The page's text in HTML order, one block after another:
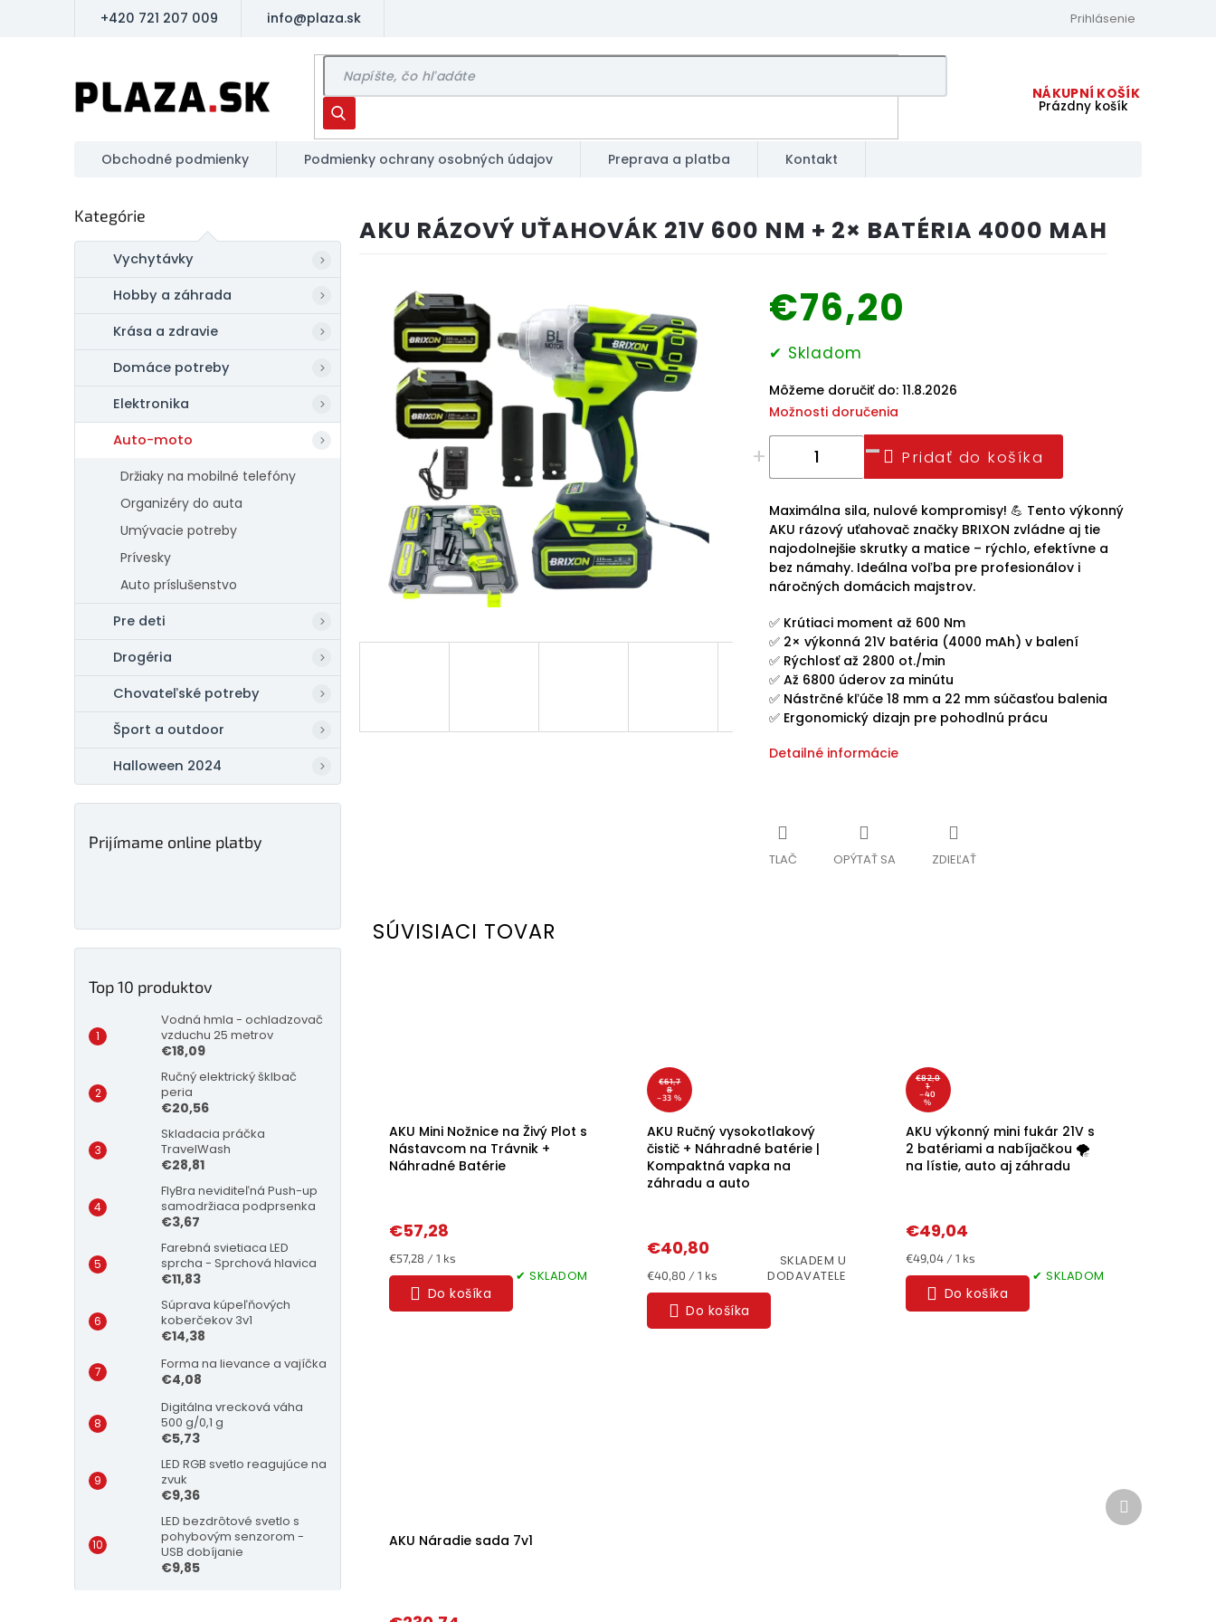
+420 721 207 009 info@plaza.sk Prihlásenie
Hľadať
NÁKUPNÝ
Prázdny košík
Obchodné podmienky Podmienky ochrany osobných údajov Preprava a platba Kontakt
o
č
Preskočiť
Kategórie
Vychytávky
Hobby a záhrada
Krása a zdravie
Domáce potreby
Elektronika
Auto-moto
Držiaky na mobilné telefóny
Organizéry do auta
Umývacie potreby
Prívesky
Auto príslušenstvo
Pre deti
Drogéria
Chovateľské potreby
Šport a outdoor
Halloween 2024
Prijímame online platby
Top 10 produktov
Vodná hmla - ochladzovač
vzduchu 25 metrov
€18,09
Ručný elektrický šklbač
peria
€20,56
Skladacia práčka
TravelWash
€28,81
FlyBra neviditeľná Push-up
samodržiaca podprsenka
€3,67
Farebná svietiaca LED
sprcha - Sprchová hlavica
€11,83
Súprava kúpeľňových
koberčekov 3v1
€14,38
Forma na lievance a vajíčka
€4,08
Digitálna vrecková váha
500 g/0,1 g
€5,73
LED RGB svetlo reagujúce na
zvuk
€9,36
LED bezdrôtové svetlo s
pohybovým senzorom -
USB dobíjanie
€9,85
AKU RÁZOVÝ UŤAHOVÁK 21V 600 NM + 2× BATÉRIA 4000 MAH
€76,20
cena:
✔ Skladom
Môžeme doručiť do: 11.8.2026
Možnosti doručenia
Pridať do košíka
Maximálna sila, nulové kompromisy! 💪 Tento výkonný
AKU rázový uťahovač značky BRIXON zvládne aj tie
najodolnejšie skrutky a matice – rýchlo, efektívne a
bez námahy. Ideálna voľba pre profesionálov i
náročných domácich majstrov.
✅ Krútiaci moment až 600 Nm
✅ 2× výkonná 21V batéria (4000 mAh) v balení
✅ Rýchlosť až 2800 ot./min
✅ Až 6800 úderov za minútu
✅ Nástrčné kľúče 18 mm a 22 mm súčasťou balenia
✅ Ergonomický dizajn pre pohodlnú prácu
Detailné informácie
TLAČ OPÝTAŤ SA ZDIEĽAŤ
SÚVISIACI TOVAR
AKU Mini Nožnice na Živý Plot s
Nástavcom na Trávnik +
Náhradné Batérie
✔ SKLADOM
€57,28
Jednotková
cena:
€57,28 / 1 ks
Do košíka
€61,7
8
–33 %
AKU Ručný vysokotlakový
čistič + Náhradné batérie |
Kompaktná vapka na
záhradu a auto
SKLADEM U
DODAVATELE
€40,80
Jednotková
cena:
€40,80 / 1 ks
Do košíka
€82,0
1
–40
%
AKU výkonný mini fukár 21V s
2 batériami a nabíjačkou 🌪️
na lístie, auto aj záhradu
✔ SKLADOM
€49,04
Jednotková
cena:
€49,04 / 1 ks
Do košíka
AKU Náradie sada 7v1
Ďalší
produkt